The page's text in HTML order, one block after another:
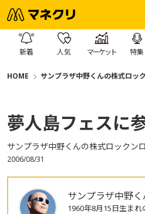
新着 人気 マーケット 特集
HOME サンプラザ中野くんの株式ロッ
夢人島フェスに
サンプラザ中野くんの株式ロックン
2006/08/31
サンプラザ中野く
1960年8月15日生ま